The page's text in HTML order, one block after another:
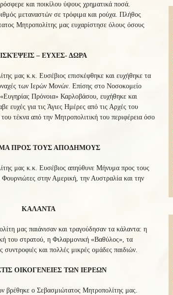
και ποικίλου ύψους χρηματικά ποσά.
μεταναστών σε τρόφιμα και ρούχα. Πλήθος
Μητροπολίτης μας ευχαρίστησε όλους όσους
– ΕΥΧΕΣ- ΔΩΡΑ
μας κ.κ. Ευσέβιος επισκέφθηκε και ευχήθηκε τα
των Ιερών Μονών. Επίσης στο Νοσοκομείο
Πρόνοια» Καρλοβάσου, ευχήθηκε και
ευχές για τις Άγιες Ημέρες από τις Αρχές του
τέκνα από την Μητροπολιτική του περιφέρεια όσο
ΠΡΟΣ ΤΟΥΣ ΑΠΟΔΗΜΟΥΣ
μας κ.κ. Ευσέβιος απηύθυνε Μήνυμα προς τους
στην Αμερική, την Αυστραλία και την
ΚΑΛΑΝΤΑ
μας παιάνισαν και τραγούδησαν τα κάλαντα: η
του στρατού, η Φιλαρμονική «Βαθύλος», τα
συντροφιές και πολλές μικρές ομάδες παιδιών.
ΟΙΚΟΓΕΝΕΙΕΣ ΤΩΝ ΙΕΡΕΩΝ
βρέθηκε ο Σεβασμιώτατος Μητροπολίτης μας.